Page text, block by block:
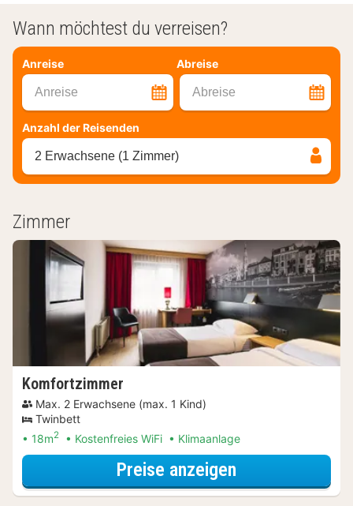
Wann möchtest du verreisen?
Anreise Abreise
Anreise Abreise
Anzahl der Reisenden
2 Erwachsene (1 Zimmer)
Zimmer
Komfortzimmer
Max. 2 Erwachsene (max. 1 Kind)
Twinbett
18m2 Kostenfreies WiFi Klimaanlage
Preise anzeigen